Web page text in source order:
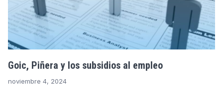
Goic, Piñera y los subsidios al empleo
noviembre 4, 2024